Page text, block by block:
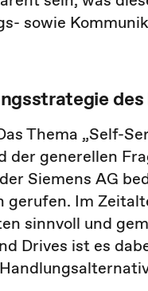
sowie
Thema „Self-
der generellen
Siemens AG
Im
sinnvoll und
Drives ist es